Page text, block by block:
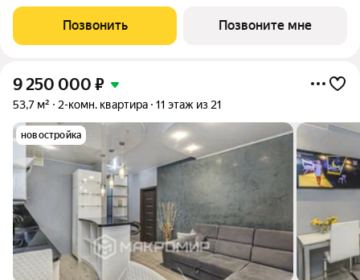
узнаваемый архитектурный облик и стали настоящим
украшением центральной части Челябинска.
Позвонить Позвоните мне
9 250 000 ₽
53,7 м² 2-комн. квартира 11 этаж из 21
новостройка